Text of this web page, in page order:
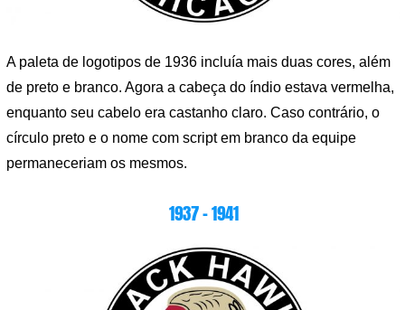
A paleta de logotipos de 1936 incluía mais duas cores, além
de preto e branco. Agora a cabeça do índio estava vermelha,
enquanto seu cabelo era castanho claro. Caso contrário, o
círculo preto e o nome com script em branco da equipe
permaneceriam os mesmos.
1937 – 1941